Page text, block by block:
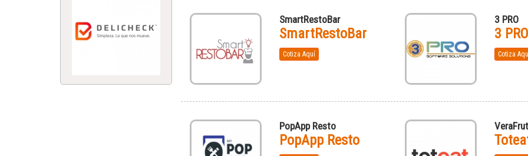
SmartRestoBar
SmartRestoBar
Cotiza Aquí
3 PRO
3 PRO
Cotiza
PopApp Resto
PopApp Resto